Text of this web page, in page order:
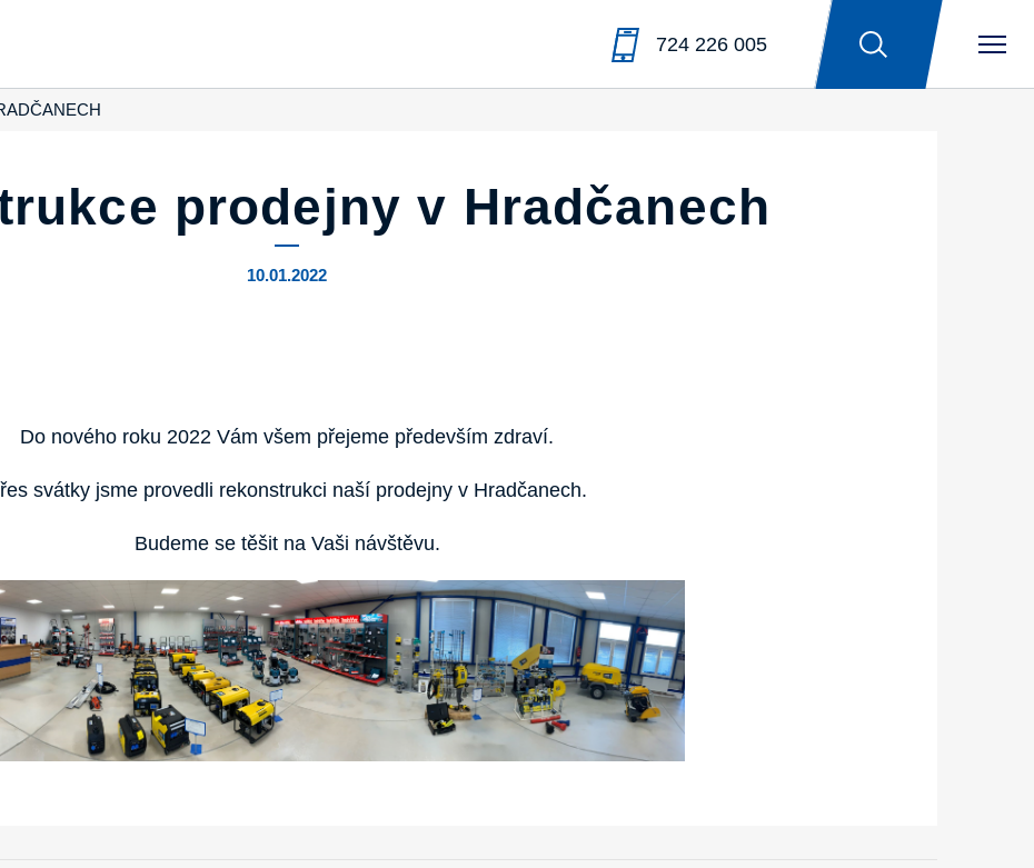
724 226 005
prodejny v Hradčanech
10.01.2022
Do nového roku 2022 Vám všem přejeme především zdraví.
svátky jsme provedli rekonstrukci naší prodejny v Hradčanech.
Budeme se těšit na Vaši návštěvu.